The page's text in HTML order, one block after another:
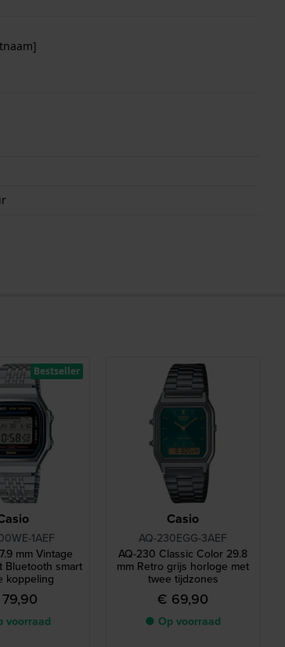
1AEF
mm Vintage
Bluetooth smart
koppeling
voorraad
Bestseller
Casio
AQ-230EGG-3AEF
AQ-230 Classic Color 29.8
mm Retro grijs horloge met
twee tijdzones
€ 69,90
● Op voorraad